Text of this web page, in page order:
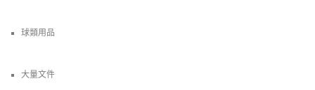
球類用品
大量文件